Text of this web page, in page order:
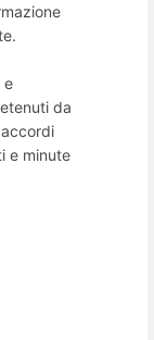
e
da
e minute